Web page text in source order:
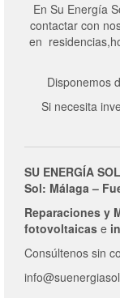
En Su Energía
contactar con
en
Disponemos
Si necesita
SU ENERGÍA
Sol: Málaga –
Reparaciones y
fotovoltaicas e
Consúltenos sin